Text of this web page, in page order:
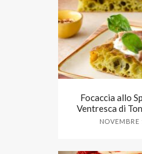
Focaccia allo
Ventresca di
NOVEMBRE